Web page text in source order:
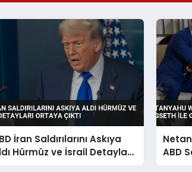
İran Saldırılarını Askıya
Hürmüz ve İsrail Detayları
Çıktı
ABD